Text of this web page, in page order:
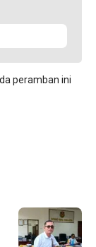
peramban ini